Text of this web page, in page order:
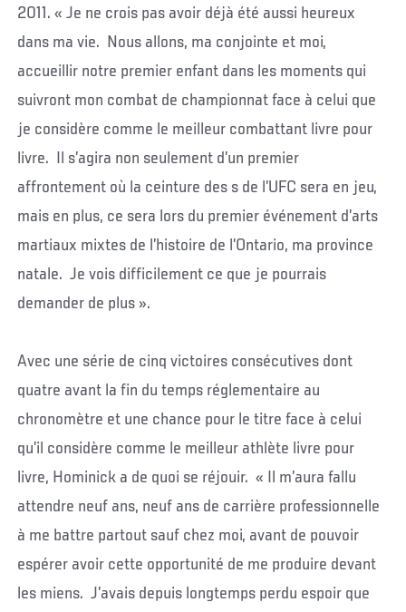
2011. « Je ne crois pas avoir déjà été aussi heureux
dans ma vie. Nous allons, ma conjointe et moi,
accueillir notre premier enfant dans les moments qui
suivront mon combat de championnat face à celui que
je considère comme le meilleur combattant livre pour
livre. Il s’agira non seulement d’un premier
affrontement où la ceinture des s de l’UFC sera en jeu,
mais en plus, ce sera lors du premier événement d’arts
martiaux mixtes de l’histoire de l’Ontario, ma province
natale. Je vois difficilement ce que je pourrais
demander de plus ».
Avec une série de cinq victoires consécutives dont
quatre avant la fin du temps réglementaire au
chronomètre et une chance pour le titre face à celui
qu’il considère comme le meilleur athlète livre pour
livre, Hominick a de quoi se réjouir. « Il m’aura fallu
attendre neuf ans, neuf ans de carrière professionnelle
à me battre partout sauf chez moi, avant de pouvoir
espérer avoir cette opportunité de me produire devant
les miens. J’avais depuis longtemps perdu espoir que